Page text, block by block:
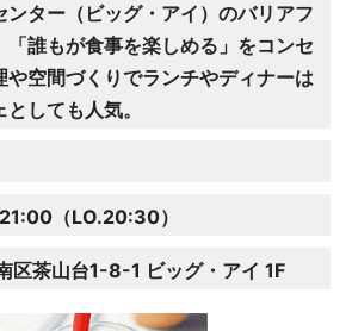
ンター（ビッグ・アイ）のバリアフ
「誰もが食事を楽しめる」をコンセ
や空間づくりでランチやディナーは
しても人気。
（LO.20:30）
区茶山台1-8-1 ビッグ・アイ 1F